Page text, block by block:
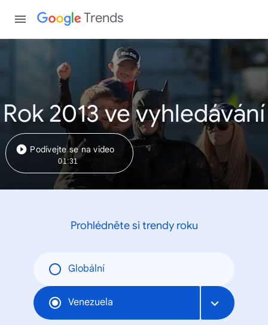
Trends
Rok 2013 ve vyhledávání
Podívejte se na video
01:31
Prohlédněte si trendy roku
Globální
Venezuela